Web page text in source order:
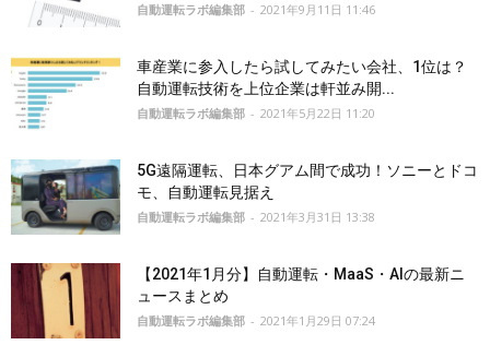
自動運転ラボ編集部 - 2021年9月11日 11:46
車産業に参入したら試してみたい会社、1位は？
自動運転技術を上位企業は軒並み開...
自動運転ラボ編集部 - 2021年5月22日 11:20
5G遠隔運転、日本グアム間で成功！ソニーとドコ
モ、自動運転見据え
自動運転ラボ編集部 - 2021年3月31日 13:38
【2021年1月分】自動運転・MaaS・AIの最新ニ
ュースまとめ
自動運転ラボ編集部 - 2021年1月29日 07:24